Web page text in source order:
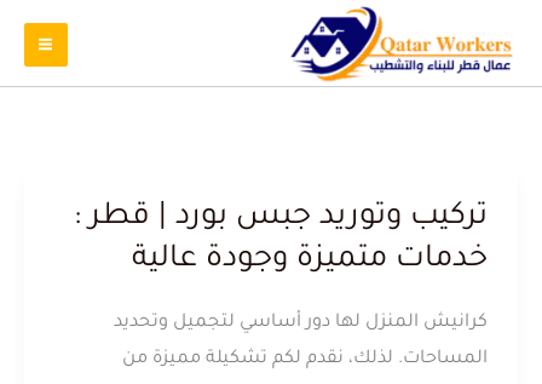
تركيب وتوريد جبس بورد | قطر :
خدمات متميزة وجودة عالية
كرانيش المنزل لها دور أساسي لتجميل وتحديد
المساحات. لذلك، نقدم لكم تشكيلة مميزة من